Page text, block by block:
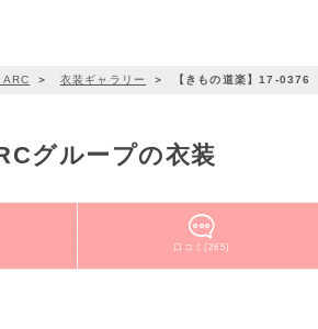
＞ 衣装ギャラリー ＞ 【きもの道楽】17-0376
グループの衣装
口コミ(265)